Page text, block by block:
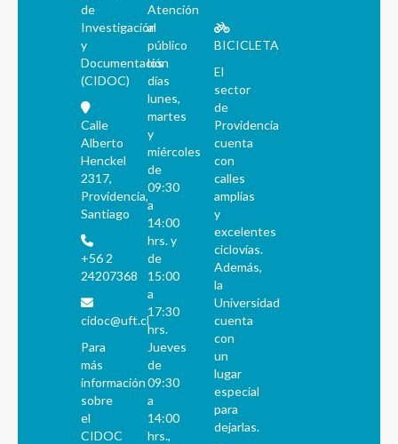
de
Investigación
y
Documentación
(CIDOC)
Calle
Alberto
Henckel
2317,
Providencia,
Santiago
+56 2
24207368
cidoc@uft.cl
Para
más
información
sobre
el
CIDOC
Atención
al
público
los
días
lunes,
martes
y
miércoles
de
09:30
a
14:00
hrs. y
de
15:00
a
17:30
hrs.
Jueves
de
09:30
a
14:00
hrs.,
BICICLETA
El
sector
de
Providencia
cuenta
con
calles
amplias
y
excelentes
ciclovías.
Además,
la
Universidad
cuenta
con
un
lugar
especial
para
dejarlas.